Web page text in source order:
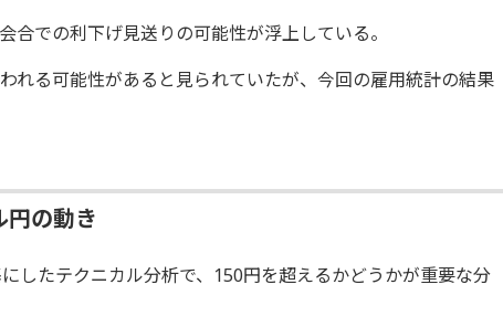
合での利下げ見送りの可能性が浮上している。
れる可能性があると見られていたが、今回の雇用統計の結果
円の動き
したテクニカル分析で、150円を超えるかどうかが重要な分